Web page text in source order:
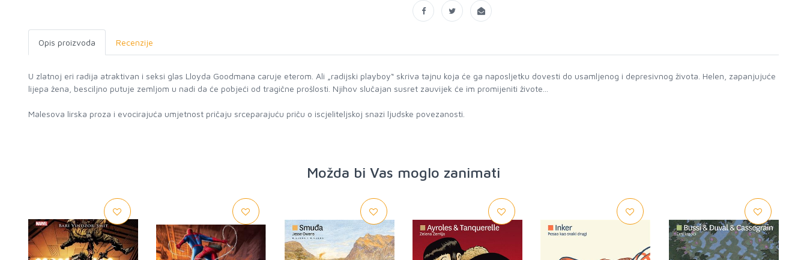
Opis proizvoda Recenzije
U zlatnoj eri radija atraktivan i seksi glas Lloyda Goodmana caruje eterom. Ali „radijski playboy“ skriva tajnu koja će ga naposljetku dovesti do usamljenog i depresivnog života. Helen, zapanjujuće
lijepa žena, besciljno putuje zemljom u nadi da će pobjeći od tragične prošlosti. Njihov slučajan susret zauvijek će im promijeniti živote...
Malesova lirska proza i evocirajuća umjetnost pričaju srceparajuću priču o iscjeliteljskoj snazi ljudske povezanosti.
Možda bi Vas moglo zanimati